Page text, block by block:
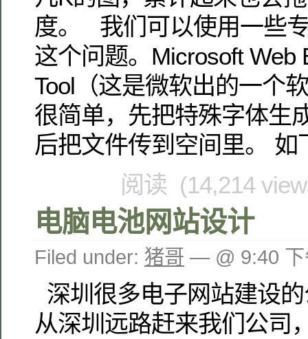
度。 我们可以使用一些
这个问题。Microsoft Web
Tool（这是微软出的一个
很简单，先把特殊字体生
后把文件传到空间里。
阅读 (14,214
电脑电池网站设计
Filed under: 猪哥 — @ 9:40 下
深圳很多电子网站建设
从深圳远路赶来我们公司